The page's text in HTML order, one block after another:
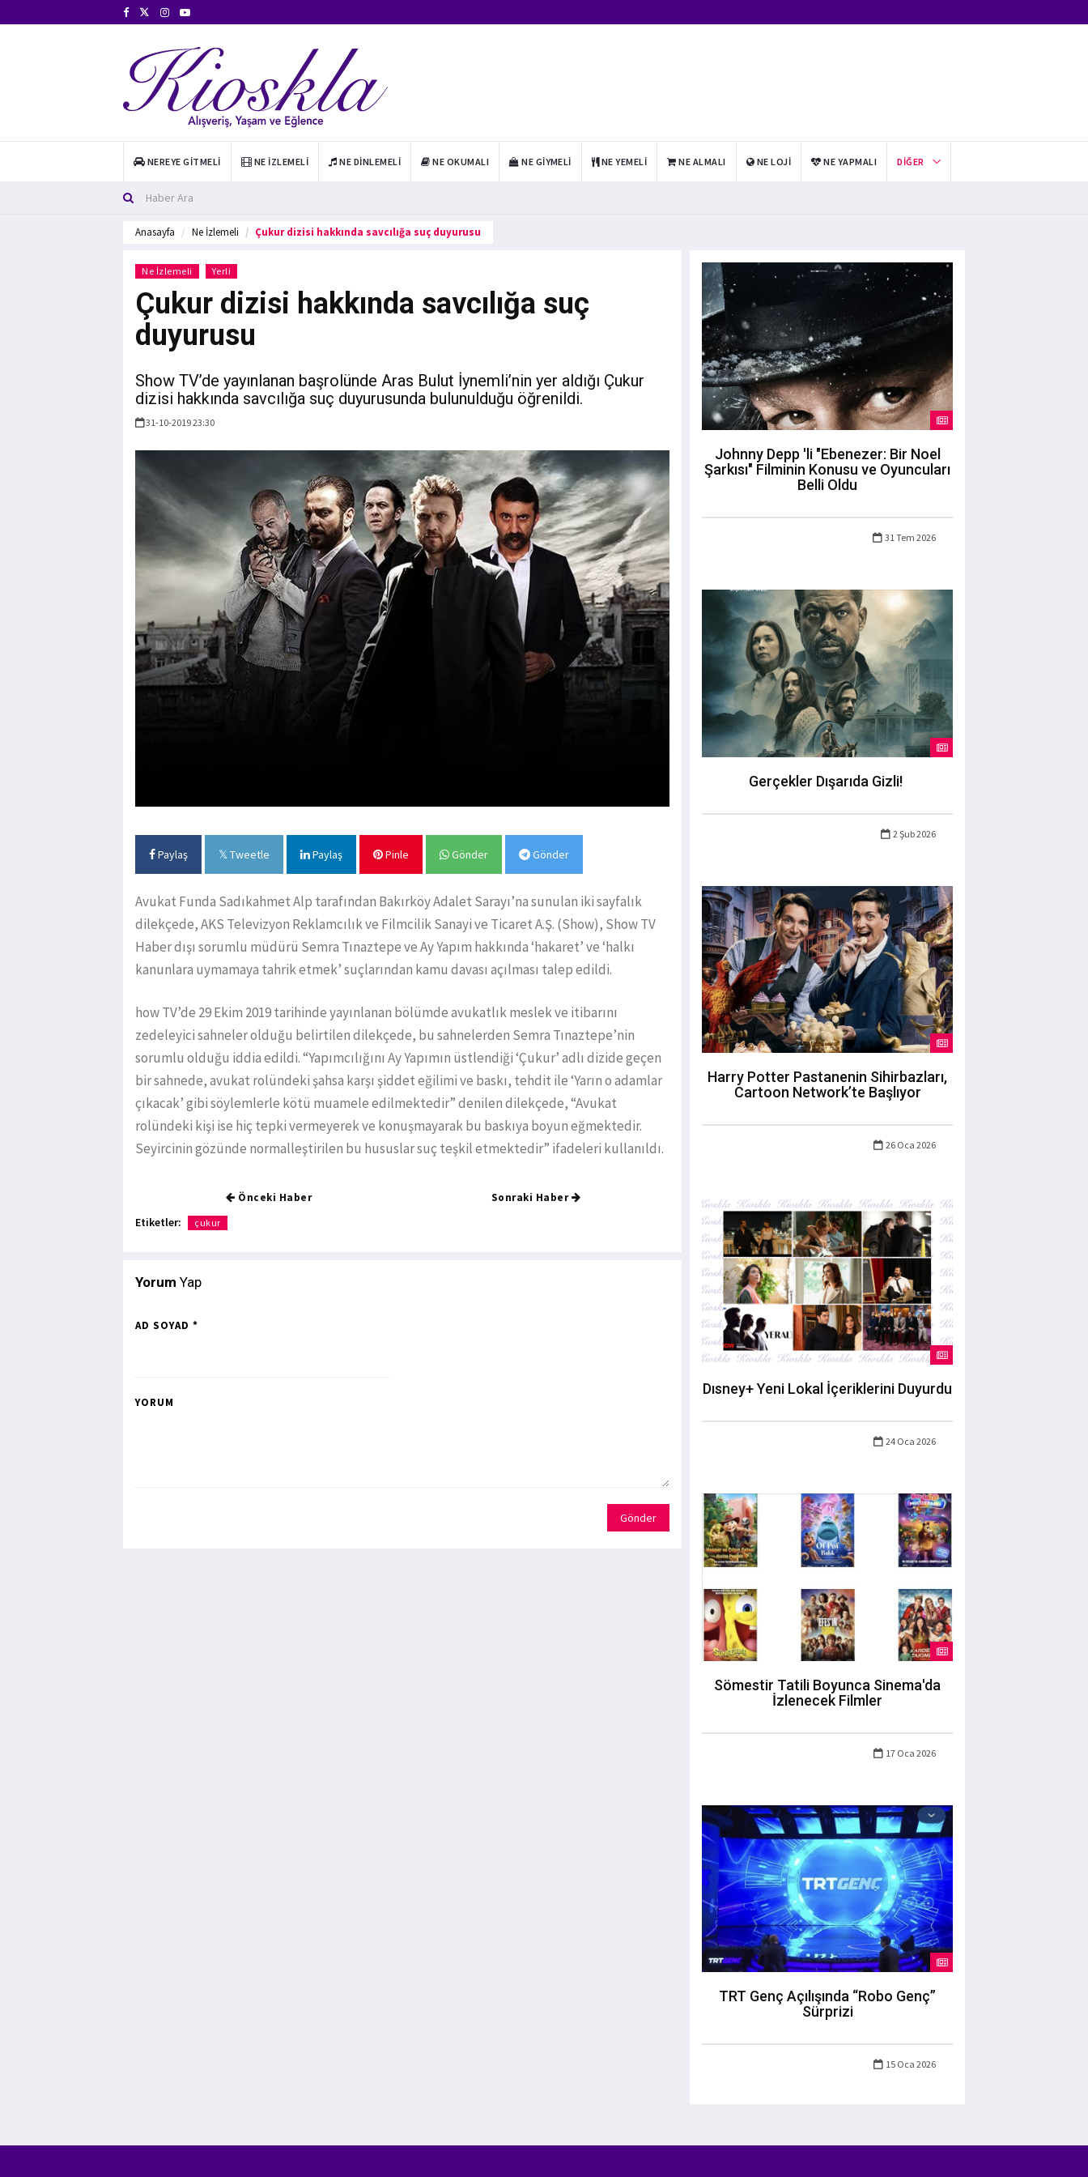
NEREYE GITMELI NE İZLEMELI NE DINLEMELI NE OKUMALI NE GIYMELI NE YEMELI NE ALMALI NE LOJI NE YAPMALI DIĞER
Anasayfa Ne İzlemeli Çukur dizisi hakkında savcılığa suç duyurusu
Ne İzlemeli Yerli
Çukur dizisi hakkında savcılığa suç
duyurusu
Show TV’de yayınlanan başrolünde Aras Bulut İynemli’nin yer aldığı Çukur
dizisi hakkında savcılığa suç duyurusunda bulunulduğu öğrenildi.
31-10-2019 23:30
Paylaş Tweetle Paylaş Pinle Gönder Gönder
Avukat Funda Sadıkahmet Alp tarafından Bakırköy Adalet Sarayı’na sunulan iki sayfalık
dilekçede, AKS Televizyon Reklamcılık ve Filmcilik Sanayi ve Ticaret A.Ş. (Show), Show TV
Haber dışı sorumlu müdürü Semra Tınaztepe ve Ay Yapım hakkında ‘hakaret’ ve ‘halkı
kanunlara uymamaya tahrik etmek’ suçlarından kamu davası açılması talep edildi.
how TV’de 29 Ekim 2019 tarihinde yayınlanan bölümde avukatlık meslek ve itibarını
zedeleyici sahneler olduğu belirtilen dilekçede, bu sahnelerden Semra Tınaztepe’nin
sorumlu olduğu iddia edildi. “Yapımcılığını Ay Yapımın üstlendiği ‘Çukur’ adlı dizide geçen
bir sahnede, avukat rolündeki şahsa karşı şiddet eğilimi ve baskı, tehdit ile ‘Yarın o adamlar
çıkacak’ gibi söylemlerle kötü muamele edilmektedir” denilen dilekçede, “Avukat
rolündeki kişi ise hiç tepki vermeyerek ve konuşmayarak bu baskıya boyun eğmektedir.
Seyircinin gözünde normalleştirilen bu hususlar suç teşkil etmektedir” ifadeleri kullanıldı.
Önceki Haber Sonraki Haber
Etiketler: çukur
Yorum Yap
AD SOYAD *
YORUM
Gönder
Johnny Depp 'li "Ebenezer: Bir Noel
Şarkısı" Filminin Konusu ve Oyuncuları
Belli Oldu
31 Tem 2026
Gerçekler Dışarıda Gizli!
2 Şub 2026
Harry Potter Pastanenin Sihirbazları,
Cartoon Network’te Başlıyor
26 Oca 2026
Dısney+ Yeni Lokal İçeriklerini Duyurdu
24 Oca 2026
Sömestir Tatili Boyunca Sinema'da
İzlenecek Filmler
17 Oca 2026
TRT Genç Açılışında “Robo Genç”
Sürprizi
15 Oca 2026